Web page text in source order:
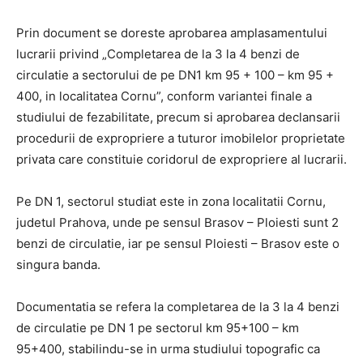
Prin document se doreste aprobarea amplasamentului
lucrarii privind „Completarea de la 3 la 4 benzi de
circulatie a sectorului de pe DN1 km 95 + 100 – km 95 +
400, in localitatea Cornu”, conform variantei finale a
studiului de fezabilitate, precum si aprobarea declansarii
procedurii de expropriere a tuturor imobilelor proprietate
privata care constituie coridorul de expropriere al lucrarii.
Pe DN 1, sectorul studiat este in zona localitatii Cornu,
judetul Prahova, unde pe sensul Brasov – Ploiesti sunt 2
benzi de circulatie, iar pe sensul Ploiesti – Brasov este o
singura banda.
Documentatia se refera la completarea de la 3 la 4 benzi
de circulatie pe DN 1 pe sectorul km 95+100 – km
95+400, stabilindu-se in urma studiului topografic ca